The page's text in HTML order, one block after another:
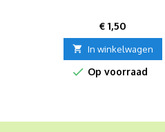
Prijs
€ 1,50
 In winkelwagen
 Op voorraad